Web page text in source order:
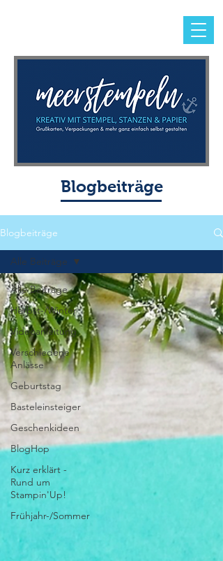
Blogbeiträge
Blogbeiträge
Alle Beiträge
Herbst-/Winter
Videoanleitung
Verschiedene
Anlässe
Geburtstag
Basteleinsteiger
Geschenkideen
BlogHop
Kurz erklärt -
Rund um
Stampin'Up!
Frühjahr-/Sommer
Alle Beiträge